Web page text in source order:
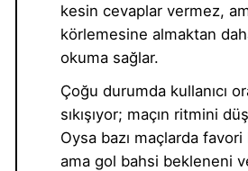
kesin cevaplar vermez,
körlemesine almaktan
okuma sağlar.
Çoğu durumda kullanıcı
sıkışıyor; maçın ritmini
Oysa bazı maçlarda
ama gol bahsi bekleneni